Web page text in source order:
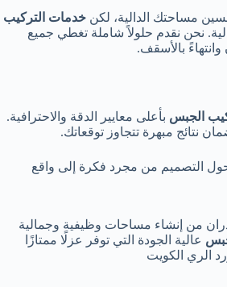
مساحتك الدالية، لكن خدمات التركيب
نحن نقدم حلولاً شاملة تغطي جميع
وانتهاءً بالأسقف.
الجبس بأعلى معايير الدقة والاحترافية.
نتائج مبهرة تتجاوز توقعاتك.
التصميم من مجرد فكرة إلى واقع
من إنشاء مساحات وظيفية وجمالية
عالية الجودة التي توفر عزلًا ممتازًا
الري الكويت